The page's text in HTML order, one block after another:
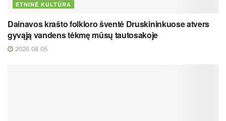
ETNINĖ KULTŪRA
Dainavos krašto folkloro šventė Druskininkuose atvers
gyvąją vandens tėkmę mūsų tautosakoje
2026 08 05